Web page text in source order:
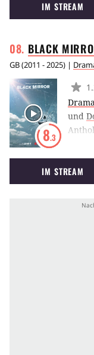
Steve
IM STREAM
BLACK
GB(2011 - 2025) |
8.3
und
IM STREAM